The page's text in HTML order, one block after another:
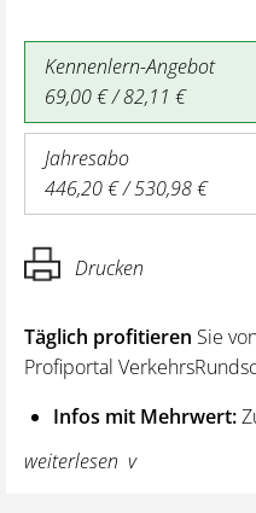
Kennenlern-Angebot
69,00 € / 82,11 €
Jahresabo
446,20 € / 530,98 €
Drucken
Täglich profitieren Sie
Profiportal
Infos mit Mehrwert:
und
wie z. B. bei den Lenk-
weiterlesen